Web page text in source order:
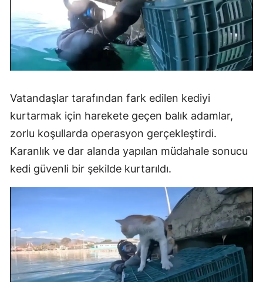
Vatandaşlar tarafından fark edilen kediyi
kurtarmak için harekete geçen balık adamlar,
zorlu koşullarda operasyon gerçekleştirdi.
Karanlık ve dar alanda yapılan müdahale sonucu
kedi güvenli bir şekilde kurtarıldı.